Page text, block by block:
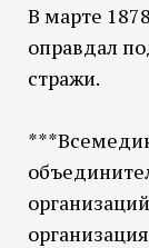
В марте
оправдал
стражи.